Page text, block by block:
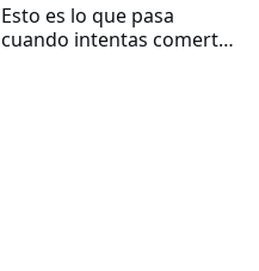
Esto es lo que pasa
cuando intentas comerte